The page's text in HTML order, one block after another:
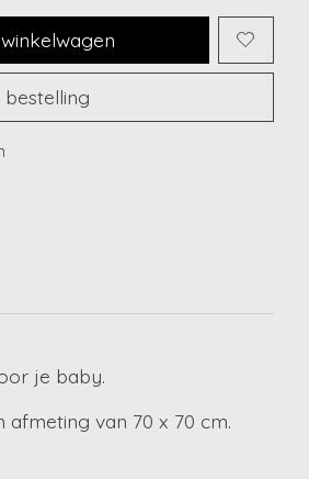
bestelling
je baby.
van 70 x 70 cm.